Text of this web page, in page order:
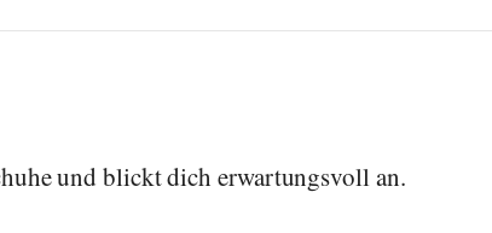
und blickt dich erwartungsvoll an.